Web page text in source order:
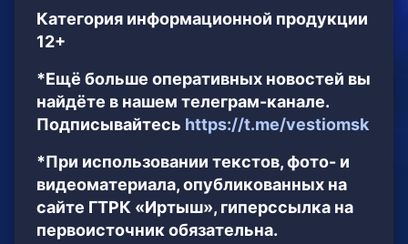
Категория информационной продукции
12+
*Ещё больше оперативных новостей вы
найдёте в нашем телеграм-канале.
Подписывайтесь https://t.me/vestiomsk
*При использовании текстов, фото- и
видеоматериала, опубликованных на
сайте ГТРК «Иртыш», гиперссылка на
первоисточник обязательна.